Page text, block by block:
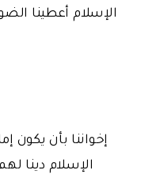
الإسلام أعطينا
إخواننا بأن يكون
الإسلام دينا